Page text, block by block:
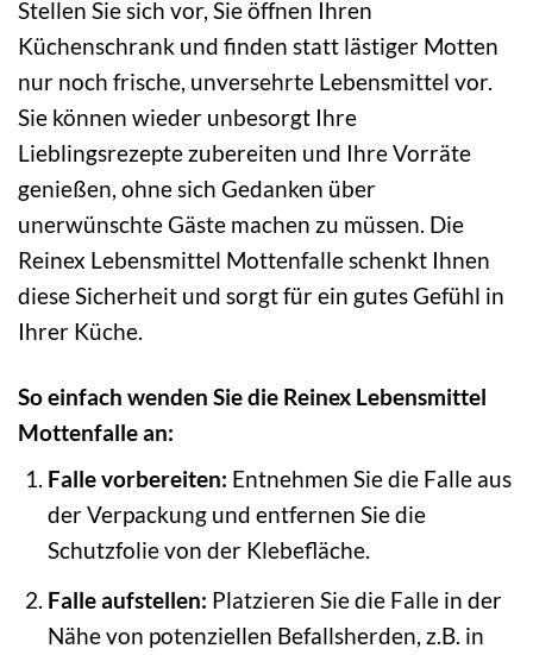
Stellen Sie sich vor, Sie öffnen Ihren
Küchenschrank und finden statt lästiger Motten
nur noch frische, unversehrte Lebensmittel vor.
Sie können wieder unbesorgt Ihre
Lieblingsrezepte zubereiten und Ihre Vorräte
genießen, ohne sich Gedanken über
unerwünschte Gäste machen zu müssen. Die
Reinex Lebensmittel Mottenfalle schenkt Ihnen
diese Sicherheit und sorgt für ein gutes Gefühl in
Ihrer Küche.
So einfach wenden Sie die Reinex Lebensmittel
Mottenfalle an:
Falle vorbereiten: Entnehmen Sie die Falle aus
der Verpackung und entfernen Sie die
Schutzfolie von der Klebefläche.
Falle aufstellen: Platzieren Sie die Falle in der
Nähe von potenziellen Befallsherden, z.B. in